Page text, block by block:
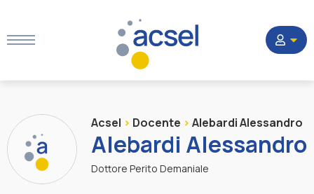
Settori
Acsel > Docente > Alebardi Alessandro
Alebardi Alessandro
Dottore Perito Demaniale